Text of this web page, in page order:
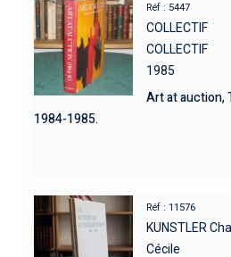
Réf : 5447
COLLECTIF
COLLECTIF
1985
Art at auction,
1984-1985.
Réf : 11576
KUNSTLER
Cécile